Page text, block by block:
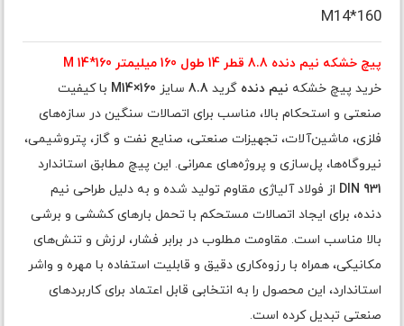
M14*160
پیچ خشکه نیم دنده 8.8 قطر 14 طول 160 میلیمتر M 14*160
خرید پیچ خشکه نیم دنده گرید 8.8 سایز M14×160 با کیفیت
صنعتی و استحکام بالا، مناسب برای اتصالات سنگین در سازه‌های
فلزی، ماشین‌آلات، تجهیزات صنعتی، صنایع نفت و گاز، پتروشیمی،
نیروگاه‌ها، پل‌سازی و پروژه‌های عمرانی. این پیچ مطابق استاندارد
DIN 931 از فولاد آلیاژی مقاوم تولید شده و به دلیل طراحی نیم
دنده، برای ایجاد اتصالات مستحکم با تحمل بارهای کششی و برشی
بالا مناسب است. مقاومت مطلوب در برابر فشار، لرزش و تنش‌های
مکانیکی، همراه با رزوه‌کاری دقیق و قابلیت استفاده با مهره و واشر
استاندارد، این محصول را به انتخابی قابل اعتماد برای کاربردهای
صنعتی تبدیل کرده است.